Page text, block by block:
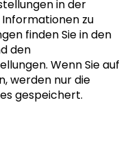
in der
zu
finden Sie in den
den
Wenn Sie auf
werden nur die
gespeichert.